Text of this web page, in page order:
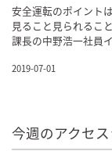
安全運転のポイント
見ること見られるこ
課長の中野浩一社員
2019-07-01
今週のアクセ